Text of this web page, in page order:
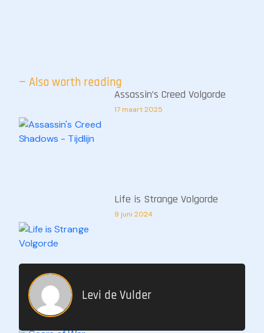
— Also worth reading
Assassin’s Creed Volgorde
17 maart 2025
Life is Strange Volgorde
9 juni 2024
Levi de Vulder